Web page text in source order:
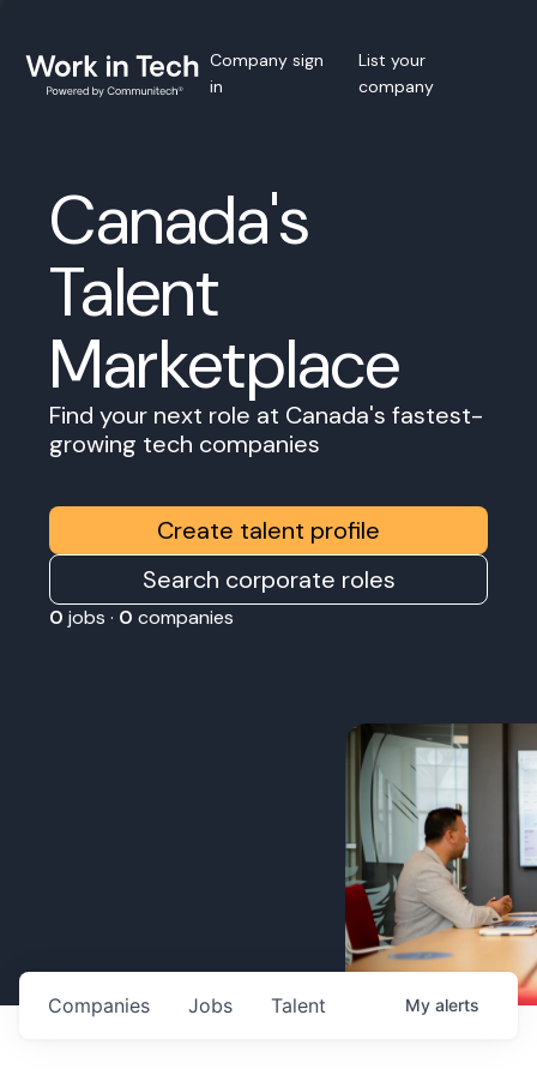
Company sign
in
List your
company
Canada's
Talent
Marketplace
Find your next role at Canada's fastest-
growing tech companies
Create talent profile
Search corporate roles
0 jobs · 0 companies
Jobs
Companies Talent My alerts